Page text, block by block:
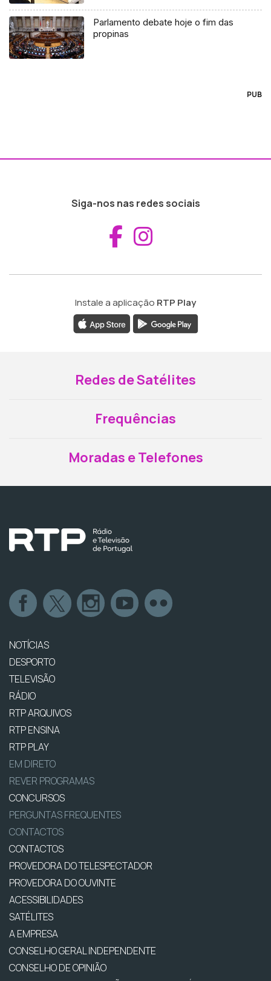
Parlamento debate hoje o fim das
propinas
PUB
Siga-nos nas redes sociais
Aceder ao
Instale a aplicação RTP Play
Redes de Satélites
Frequências
Moradas e Telefones
NOTÍCIAS
DESPORTO
TELEVISÃO
RÁDIO
RTP ARQUIVOS
RTP ENSINA
RTP PLAY
EM DIRETO
REVER PROGRAMAS
CONCURSOS
PERGUNTAS FREQUENTES
CONTACTOS
CONTACTOS
PROVEDORA DO TELESPECTADOR
PROVEDORA DO OUVINTE
ACESSIBILIDADES
SATÉLITES
A EMPRESA
CONSELHO GERAL INDEPENDENTE
CONSELHO DE OPINIÃO